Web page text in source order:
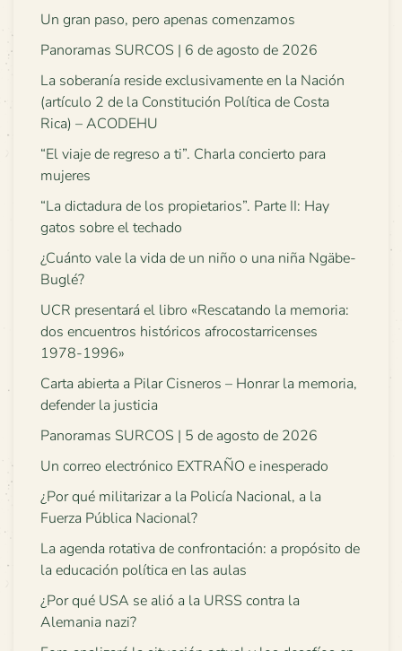
Un gran paso, pero apenas comenzamos
Panoramas SURCOS | 6 de agosto de 2026
La soberanía reside exclusivamente en la Nación
(artículo 2 de la Constitución Política de Costa
Rica) – ACODEHU
“El viaje de regreso a ti”. Charla concierto para
mujeres
“La dictadura de los propietarios”. Parte II: Hay
gatos sobre el techado
¿Cuánto vale la vida de un niño o una niña Ngäbe-
Buglé?
UCR presentará el libro «Rescatando la memoria:
dos encuentros históricos afrocostarricenses
1978-1996»
Carta abierta a Pilar Cisneros – Honrar la memoria,
defender la justicia
Panoramas SURCOS | 5 de agosto de 2026
Un correo electrónico EXTRAÑO e inesperado
¿Por qué militarizar a la Policía Nacional, a la
Fuerza Pública Nacional?
La agenda rotativa de confrontación: a propósito de
la educación política en las aulas
¿Por qué USA se alió a la URSS contra la
Alemania nazi?